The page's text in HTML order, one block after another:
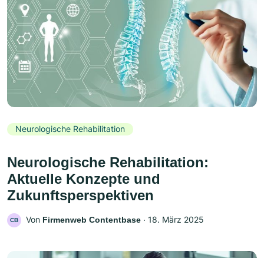
Neurologische Rehabilitation
Neurologische Rehabilitation:
Aktuelle Konzepte und
Zukunftsperspektiven
CB Von Firmenweb Contentbase ‧ 18. März 2025